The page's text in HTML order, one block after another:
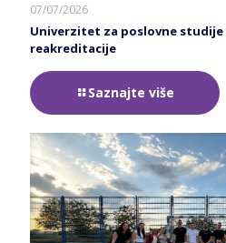
07/07/2026
Univerzitet za poslovne studije
reakreditacije
Saznajte više